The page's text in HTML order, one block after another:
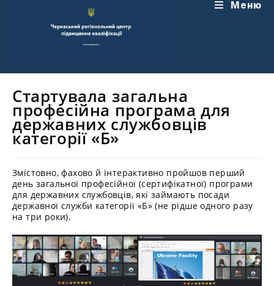
Меню
Стартувала загальна
професійна програма для
державних службовців
категорії «Б»
Змістовно, фахово й інтерактивно пройшов перший
день загальної професійної (сертифікатної) програми
для державних службовців, які займають посади
державної служби категорії «Б» (не рідше одного разу
на три роки).